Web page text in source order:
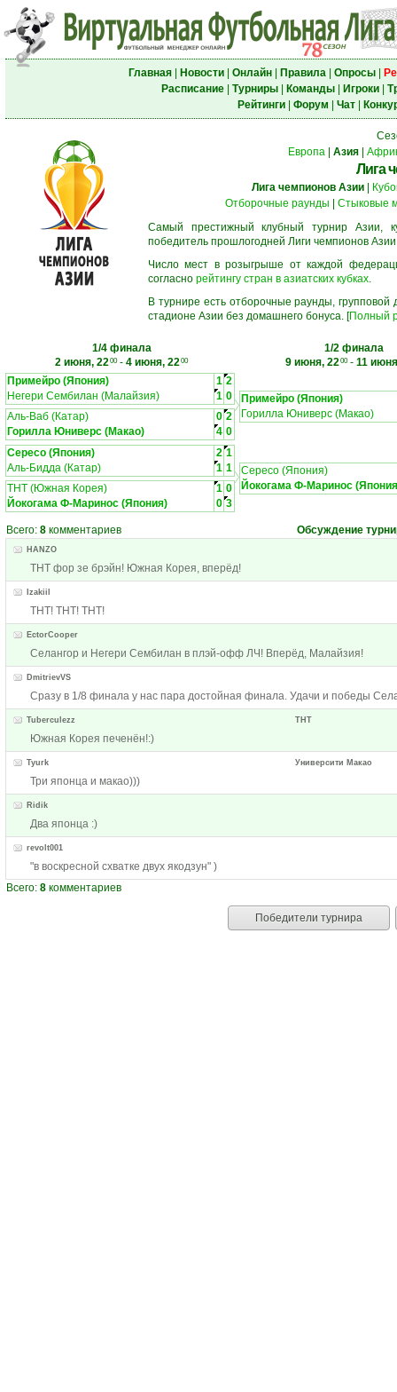
Главная| Новости| Онлайн| Правила| Опросы|
Расписание| Турниры| Команды| Игроки|
Рейтинги| Форум Чат|
Европа
Азия
Лига
Лига чемпионов Азии
Отборочные раунды
Стыковые
Самый престижный клубный турнир Азии,
победитель прошлогодней Лиги чемпионов
Число мест в розыгрыше от каждой
согласно рейтингу стран в азиатских кубках.
В турнире есть отборочные раунды,
стадионе Азии без домашнего бонуса. [Полный
1/4 финала
2 июня, 2200- 4 июня, 2200
1/2 финала
9 июня, 2200- 11
Примейро (Япония)
1 2
Негери Сембилан (Малайзия)
1 0
Аль-Ваб (Катар)
0 2
Горилла Юниверс (Макао)
4 0
Примейро (Япония)
Горилла Юниверс (Макао)
Сересо (Япония) 2 1
Аль-Бидда (Катар)
1 1
ТНТ (Южная Корея)
1 0
Йокогама Ф-Маринос (Япония)
0 3
Сересо (Япония)
Йокогама Ф-Маринос
Всего: 8 комментариев Обсуждение
HANZO
ТНТ фор зе брэйн! Южная Корея, вперёд!
Izakiil
ТНТ! ТНТ! ТНТ!
EctorCooper
Селангор и Негери Сембилан в плэй-офф ЛЧ! Вперёд, Малайзия!
DmitrievVS
Сразу в 1/8 финала у нас пара достойная финала. Удачи и победы
Tuberculezz ТНТ
Южная Корея печенён!:)
Tyurk Университи Макао
Три японца и макао)))
Ridik
Два японца :)
revolt001
"в воскресной схватке двух якодзун" )
Всего: 8 комментариев
Победители турнира